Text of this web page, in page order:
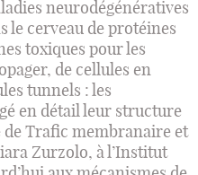
neurodégénératives
le cerveau de protéines
toxiques pour les
de cellules en
tunnels : les
en détail leur structure
de Trafic membranaire et
Zurzolo, à l’Institut